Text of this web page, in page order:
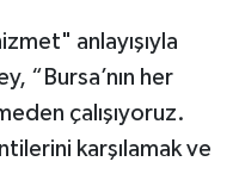
anlayışıyla
“Bursa’nın her
çalışıyoruz.
karşılamak ve